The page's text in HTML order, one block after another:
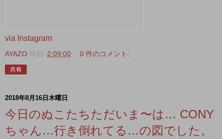
via Instagram
AYAZO 時刻: 2:09:00 0 件のコメント:
共有
2018年8月16日木曜日
今日のぬこたちただいま〜は… CONY
ちゃん…行き倒れてる…の図でした。